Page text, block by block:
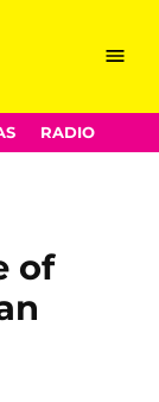
Menu
RADIO
of